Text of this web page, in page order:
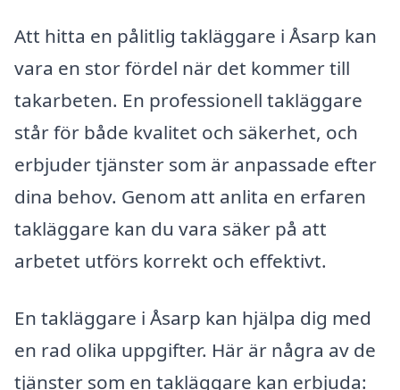
Att hitta en pålitlig takläggare i Åsarp kan
vara en stor fördel när det kommer till
takarbeten. En professionell takläggare
står för både kvalitet och säkerhet, och
erbjuder tjänster som är anpassade efter
dina behov. Genom att anlita en erfaren
takläggare kan du vara säker på att
arbetet utförs korrekt och effektivt.
En takläggare i Åsarp kan hjälpa dig med
en rad olika uppgifter. Här är några av de
tjänster som en takläggare kan erbjuda: